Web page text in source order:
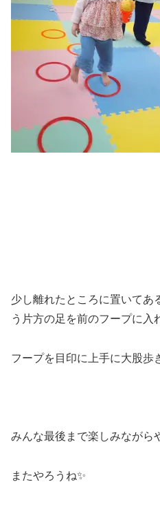
少し離れたところに置いてあ
う片方の足を前のフープに入
フープを目印に上手に大股歩
みんな最後まで楽しみながら
またやろうね✨